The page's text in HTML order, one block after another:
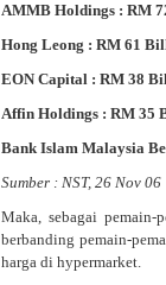
AMMB Holdings : RM
Hong Leong : RM 61
EON Capital : RM 38
Affin Holdings : RM 35
Bank Islam Malaysia
Sumber : NST, 26 Nov 06
Maka, sebagai
berbanding pemain-
harga di hypermarket.